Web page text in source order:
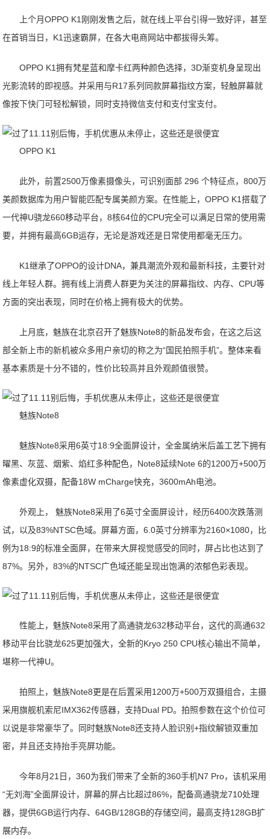
上个月OPPO K1刚刚发售之后，就在线上平台引得一致好评，甚至
在首销当日，K1迅速霸屏，在各大电商网站中都拔得头筹。
OPPO K1拥有梵星蓝和摩卡红两种颜色选择，3D渐变机身呈现出
光影流转的即视感。并采用与R17系列同款屏幕指纹方案，轻触屏幕就
像按下快门可轻松解锁，同时支持微信支付和支付宝支付。
OPPO K1
此外，前置2500万像素摄像头，可识别面部 296 个特征点，800万
美颜数据库为用户智能匹配专属美颜方案。在性能上，OPPO K1搭载了
一代神U骁龙660移动平台，8核64位的CPU完全可以满足日常的使用需
要，并拥有最高6GB运存，无论是游戏还是日常使用都毫无压力。
K1继承了OPPO的设计DNA，兼具潮流外观和最新科技，主要针对
线上年轻人群。拥有线上消费人群更为关注的屏幕指纹、内存、CPU等
方面的突出表现，同时在价格上拥有极大的优势。
上月底，魅族在北京召开了魅族Note8的新品发布会，在这之后这
部全新上市的新机被众多用户亲切的称之为“国民拍照手机”。整体来看
基本素质是十分不错的，性价比较高并且外观颜值很赞。
魅族Note8
魅族Note8采用6英寸18:9全面屏设计，全金属纳米后盖工艺下拥有
曜黑、灰蓝、烟紫、焰红多种配色，Note8延续Note 6的1200万+500万
像素虚化双摄，配备18W mCharge快充，3600mAh电池。
外观上， 魅族Note8采用了6英寸全面屏设计，经历6400次跌落测
试，以及83%NTSC色域。屏幕方面，6.0英寸分辨率为2160×1080，比
例为18:9的标准全面屏，在带来大屏视觉感受的同时，屏占比也达到了
87%。另外，83%的NTSC广色域还能呈现出饱满的浓郁色彩表现。
性能上，魅族Note8采用了高通骁龙632移动平台，这代的高通632
移动平台比骁龙625更加强大，全新的Kryo 250 CPU核心输出不简单，
堪称一代神U。
拍照上，魅族Note8更是在后置采用1200万+500万双摄组合，主摄
采用旗舰机索尼IMX362传感器，支持Dual PD。拍照参数在这个价位可
以说是非常豪华了。同时魅族Note8还支持人脸识别+指纹解锁双重加
密，并且还支持抬手亮屏功能。
今年8月21日，360为我们带来了全新的360手机N7 Pro，该机采用
“无刘海”全面屏设计，屏幕的屏占比超过86%，配备高通骁龙710处理
器，提供6GB运行内存、64GB/128GB的存储空间，最高支持128GB扩
展内存。